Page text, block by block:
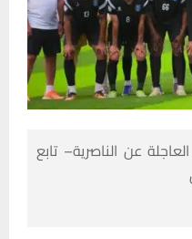
عن الناصرية– تابع